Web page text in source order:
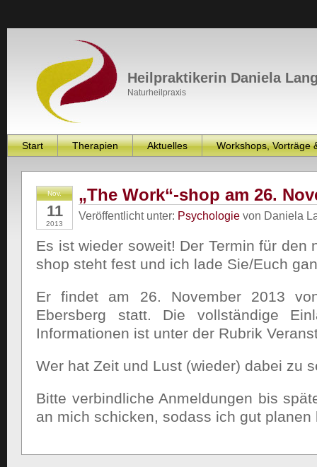
Heilpraktikerin Daniela
Naturheilpraxis
Start Therapien Aktuelles Workshops, Vorträge
Nov.
11
2013
„The Work“-shop am 26.
Veröffentlicht unter: Psychologie von Daniela
Es ist wieder soweit! Der Termin für den
shop steht fest und ich lade Sie/Euch
Er findet am 26. November 2013
Ebersberg statt. Die vollständige
Informationen ist unter der Rubrik
Wer hat Zeit und Lust (wieder) dabei zu
Bitte verbindliche Anmeldungen bis
an mich schicken, sodass ich gut planen